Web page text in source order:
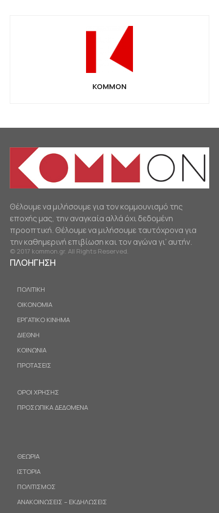
KOMMON
Θέλουμε να μιλήσουμε για τον κομμουνισμό της
εποχής μας, την αναγκαία αλλά όχι δεδομένη
προοπτική. Θέλουμε να μιλήσουμε ταυτόχρονα για
την καθημερινή επιβίωση και τον αγώνα γι’ αυτήν.
© 2017 kommon.gr. All Rights Reserved.
ΠΛΟΗΓΗΣΗ
ΠΟΛΙΤΙΚΗ
ΟΙΚΟΝΟΜΙΑ
ΕΡΓΑΤΙΚΟ ΚΙΝΗΜΑ
ΔΙΕΘΝΗ
ΚΟΙΝΩΝΙΑ
ΠΡΟΤΑΣΕΙΣ
ΟΡΟΙ ΧΡΗΣΗΣ
ΠΡΟΣΩΠΙΚΑ ΔΕΔΟΜΕΝΑ
ΘΕΩΡΙΑ
ΙΣΤΟΡΙΑ
ΠΟΛΙΤΙΣΜΟΣ
ΑΝΑΚΟΙΝΩΣΕΙΣ – ΕΚΔΗΛΩΣΕΙΣ